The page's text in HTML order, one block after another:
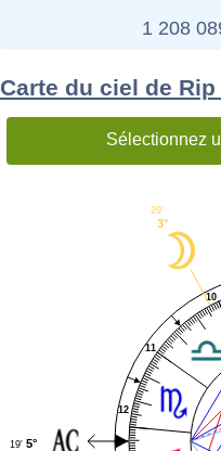
1 208
Carte du ciel de
Sélectionnez
10
11
12
3°
29'
5°
19'